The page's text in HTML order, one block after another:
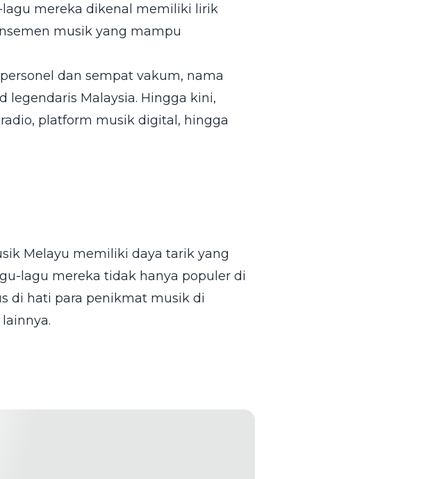
mereka dikenal memiliki lirik
musik yang mampu
dan sempat vakum, nama
legendaris Malaysia. Hingga kini,
platform musik digital, hingga
Melayu memiliki daya tarik yang
lagu mereka tidak hanya populer di
di hati para penikmat musik di